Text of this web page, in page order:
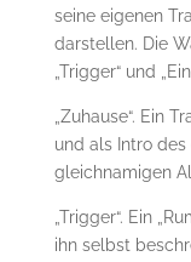
seine eigenen
darstellen. Die
„Trigger“ und
„Zuhause“. Ein
und als Intro
gleichnamigen
„Trigger“. Ein
ihn selbst